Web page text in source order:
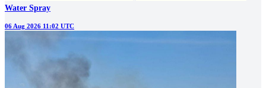
Water Spray
06 Aug 2026 11:02 UTC